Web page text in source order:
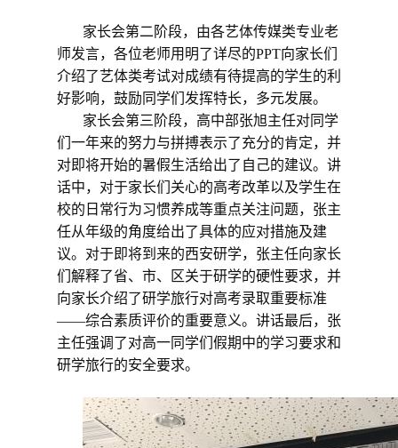
家长会第二阶段，由各艺体传媒类专业老
师发言，各位老师用明了详尽的PPT向家长们
介绍了艺体类考试对成绩有待提高的学生的利
好影响，鼓励同学们发挥特长，多元发展。
家长会第三阶段，高中部张旭主任对同学
们一年来的努力与拼搏表示了充分的肯定，并
对即将开始的暑假生活给出了自己的建议。讲
话中， 对于家长们关心的高考改革以及学生在
校的日常行为习惯养成等重点关注问题，张主
任从年级的角度给出了具体的应对措施及建
议。对于即将到来的西安研学，张主任向家长
们解释了省、市、区关于研学的硬性要求，并
向家长介绍了研学旅行对高考录取重要标准
——综合素质评价的重要意义。讲话最后，张
主任强调了对高一同学们假期中的学习要求和
研学旅行的安全要求。